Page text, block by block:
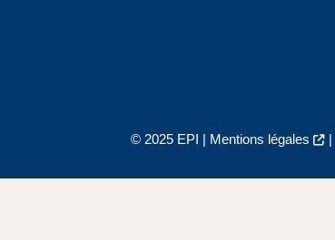
© 2025 EPI | Mentions légales |